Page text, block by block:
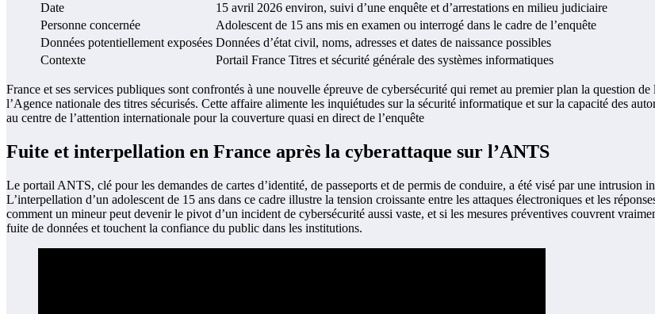
Date
15 avril 2026 environ, suivi d’une enquête et d’arrestations en milieu judiciaire
Personne concernée
Adolescent de 15 ans mis en examen ou interrogé dans le cadre de l’enquête
Données potentiellement exposées Données d’état civil, noms, adresses et dates de naissance possibles
Contexte
Portail France Titres et sécurité générale des systèmes informatiques
France et ses services publiques sont confrontés à une nouvelle épreuve de cybersécurité qui remet au premier plan la question
l’Agence nationale des titres sécurisés. Cette affaire alimente les inquiétudes sur la sécurité informatique et sur la capacité des
au centre de l’attention internationale pour la couverture quasi en direct de l’enquête
Fuite et interpellation en France après la cyberattaque sur l’ANTS
Le portail ANTS, clé pour les demandes de cartes d’identité, de passeports et de permis de conduire, a été visé par une intrusion
L’interpellation d’un adolescent de 15 ans dans ce cadre illustre la tension croissante entre les attaques électroniques et les
comment un mineur peut devenir le pivot d’un incident de cybersécurité aussi vaste, et si les mesures préventives couvrent
fuite de données et touchent la confiance du public dans les institutions.